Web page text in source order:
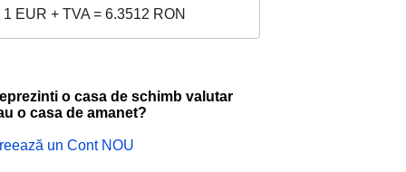
1 EUR + TVA = 6.3512 RON
o casa de schimb valutar
o casa de amanet?
un Cont NOU